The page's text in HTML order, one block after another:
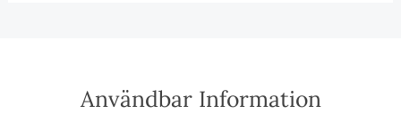
Användbar Information